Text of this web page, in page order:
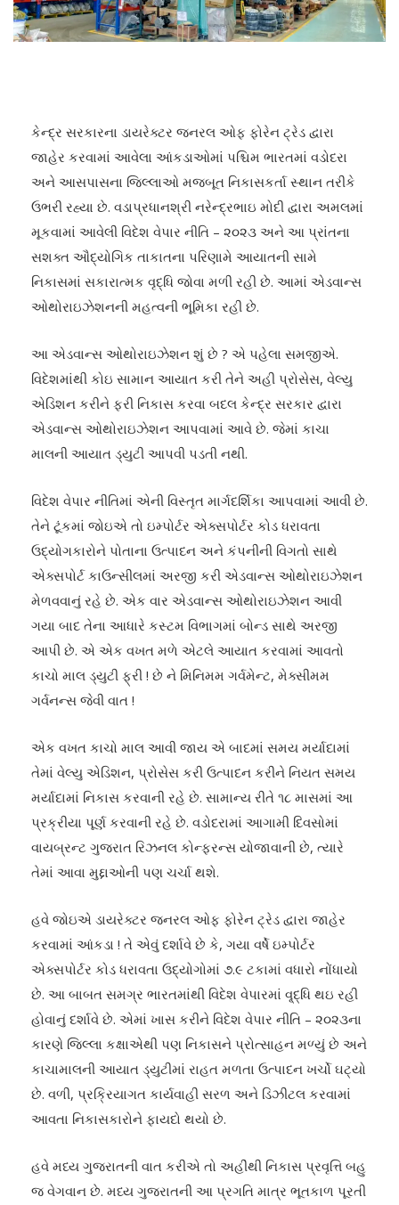
કેન્દ્ર સરકારના ડાયરેક્ટર જનરલ ઓફ ફોરેન ટ્રેડ દ્વારા
જાહેર કરવામાં આવેલા આંકડાઓમાં પશ્ચિમ ભારતમાં વડોદરા
અને આસપાસના જિલ્લાઓ મજબૂત નિકાસકર્તા સ્થાન તરીકે
ઉભરી રહ્યા છે. વડાપ્રધાનશ્રી નરેન્દ્રભાઇ મોદી દ્વારા અમલમાં
મૂકવામાં આવેલી વિદેશ વેપાર નીતિ – ૨૦૨૩ અને આ પ્રાંતના
સશક્ત ઔદ્યોગિક તાકાતના પરિણામે આયાતની સામે
નિકાસમાં સકારાત્મક વૃદ્ધિ જોવા મળી રહી છે. આમાં એડવાન્સ
ઓથોરાઇઝેશનની મહત્વની ભૂમિકા રહી છે.
આ એડવાન્સ ઓથોરાઇઝેશન શું છે ? એ પહેલા સમજીએ.
વિદેશમાંથી કોઇ સામાન આયાત કરી તેને અહી પ્રોસેસ, વેલ્યુ
એડિશન કરીને ફરી નિકાસ કરવા બદલ કેન્દ્ર સરકાર દ્વારા
એડવાન્સ ઓથોરાઇઝેશન આપવામાં આવે છે. જેમાં કાચા
માલની આયાત ડ્યુટી આપવી પડતી નથી.
વિદેશ વેપાર નીતિમાં એની વિસ્તૃત માર્ગદર્શિકા આપવામાં આવી છે.
તેને ટૂંકમાં જોઇએ તો ઇમ્પોર્ટર એક્સપોર્ટર કોડ ધરાવતા
ઉદ્યોગકારોને પોતાના ઉત્પાદન અને કંપનીની વિગતો સાથે
એક્સપોર્ટ કાઉન્સીલમાં અરજી કરી એડવાન્સ ઓથોરાઇઝેશન
મેળવવાનું રહે છે. એક વાર એડવાન્સ ઓથોરાઇઝેશન આવી
ગયા બાદ તેના આધારે કસ્ટમ વિભાગમાં બોન્ડ સાથે અરજી
આપી છે. એ એક વખત મળે એટલે આયાત કરવામાં આવતો
કાચો માલ ડ્યુટી ફ્રી ! છે ને મિનિમમ ગર્વમેન્ટ, મેક્સીમમ
ગર્વનન્સ જેવી વાત !
એક વખત કાચો માલ આવી જાય એ બાદમાં સમય મર્યાદામાં
તેમાં વેલ્યુ એડિશન, પ્રોસેસ કરી ઉત્પાદન કરીને નિયત સમય
મર્યાદામાં નિકાસ કરવાની રહે છે. સામાન્ય રીતે ૧૮ માસમાં આ
પ્રક્રીયા પૂર્ણ કરવાની રહે છે. વડોદરામાં આગામી દિવસોમાં
વાયબ્રન્ટ ગુજરાત રિઝનલ કોન્ફરન્સ યોજાવાની છે, ત્યારે
તેમાં આવા મુદ્દાઓની પણ ચર્ચા થશે.
હવે જોઇએ ડાયરેક્ટર જનરલ ઓફ ફોરેન ટ્રેડ દ્વારા જાહેર
કરવામાં આંકડા ! તે એવું દર્શાવે છે કે, ગયા વર્ષે ઇમ્પોર્ટર
એક્સપોર્ટર કોડ ધરાવતા ઉદ્યોગોમાં ૭.૯ ટકામાં વધારો નોંધાયો
છે. આ બાબત સમગ્ર ભારતમાંથી વિદેશ વેપારમાં વૃ્દ્ધિ થઇ રહી
હોવાનું દર્શાવે છે. એમાં ખાસ કરીને વિદેશ વેપાર નીતિ – ૨૦૨૩ના
કારણે જિલ્લા કક્ષાએથી પણ નિકાસને પ્રોત્સાહન મળ્યું છે અને
કાચામાલની આયાત ડ્યુટીમાં રાહત મળતા ઉત્પાદન ખર્ચો ઘટ્યો
છે. વળી, પ્રક્રિયાગત કાર્યવાહી સરળ અને ડિઝીટલ કરવામાં
આવતા નિકાસકારોને ફાયદો થયો છે.
હવે મધ્ય ગુજરાતની વાત કરીએ તો અહીંથી નિકાસ પ્રવૃત્તિ બહુ
જ વેગવાન છે. મધ્ય ગુજરાતની આ પ્રગતિ માત્ર ભૂતકાળ પૂરતી